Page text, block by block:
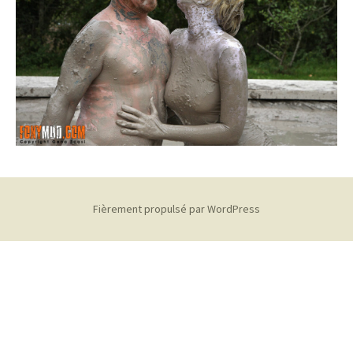
Fièrement propulsé par WordPress